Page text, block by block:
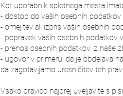
Kot uporabnik spletnega mesta
- dostop do vaših osebnih podatkov
- omejitev ali izbris vaših osebnih
- popravek vaših osebnih podatkov
- prenos osebnih podatkov iz naše
- ugovor v primeru, da je obdelava
da zagotavljamo uresničitev teh
Vsako pravico najprej uveljavite s